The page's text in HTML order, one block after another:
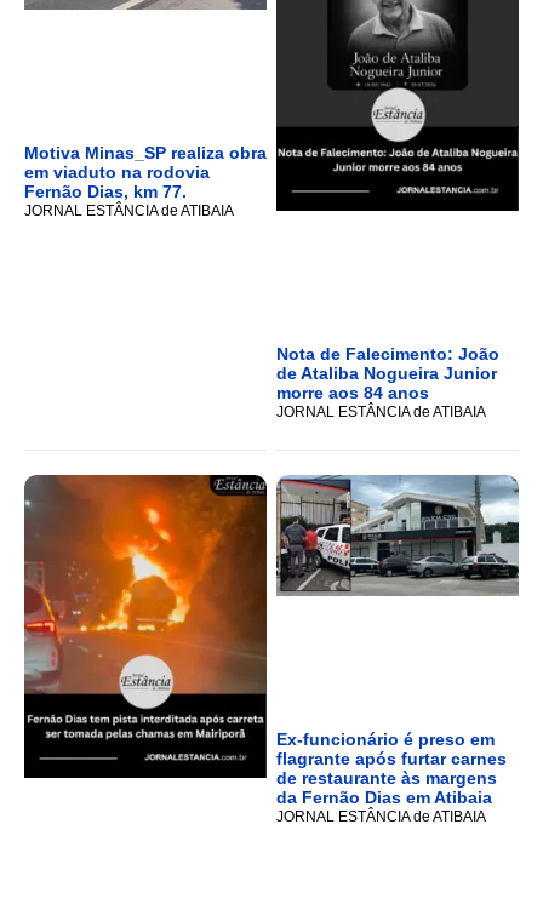
Motiva Minas_SP realiza obra
em viaduto na rodovia
Fernão Dias, km 77.
JORNAL ESTÂNCIA de ATIBAIA
Nota de Falecimento: João
de Ataliba Nogueira Junior
morre aos 84 anos
JORNAL ESTÂNCIA de ATIBAIA
Ex-funcionário é preso em
flagrante após furtar carnes
de restaurante às margens
da Fernão Dias em Atibaia
JORNAL ESTÂNCIA de ATIBAIA